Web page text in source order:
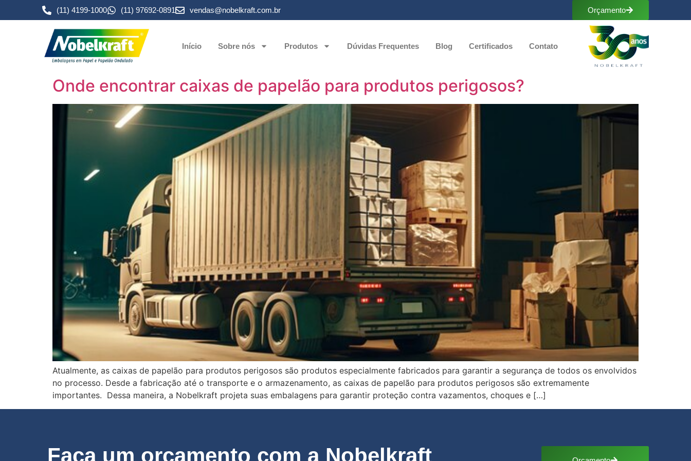
(11) 4199-1000 (11) 97692-0891 vendas@nobelkraft.com.br Orçamento
Início Sobre nós Produtos Dúvidas Frequentes Blog Certificados Contato
Onde encontrar caixas de papelão para produtos perigosos?
Atualmente, as caixas de papelão para produtos perigosos são produtos especialmente fabricados para garantir a segurança de todos os envolvidos
no processo. Desde a fabricação até o transporte e o armazenamento, as caixas de papelão para produtos perigosos são extremamente
importantes. Dessa maneira, a Nobelkraft projeta suas embalagens para garantir proteção contra vazamentos, choques e […]
Faça um orçamento com a Nobelkraft